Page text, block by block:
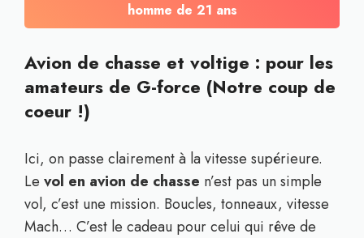
homme de 21 ans
Avion de chasse et voltige : pour les
amateurs de G-force (Notre coup de
coeur !)
Ici, on passe clairement à la vitesse supérieure.
Le vol en avion de chasse n’est pas un simple
vol, c’est une mission. Boucles, tonneaux, vitesse
Mach… C’est le cadeau pour celui qui rêve de